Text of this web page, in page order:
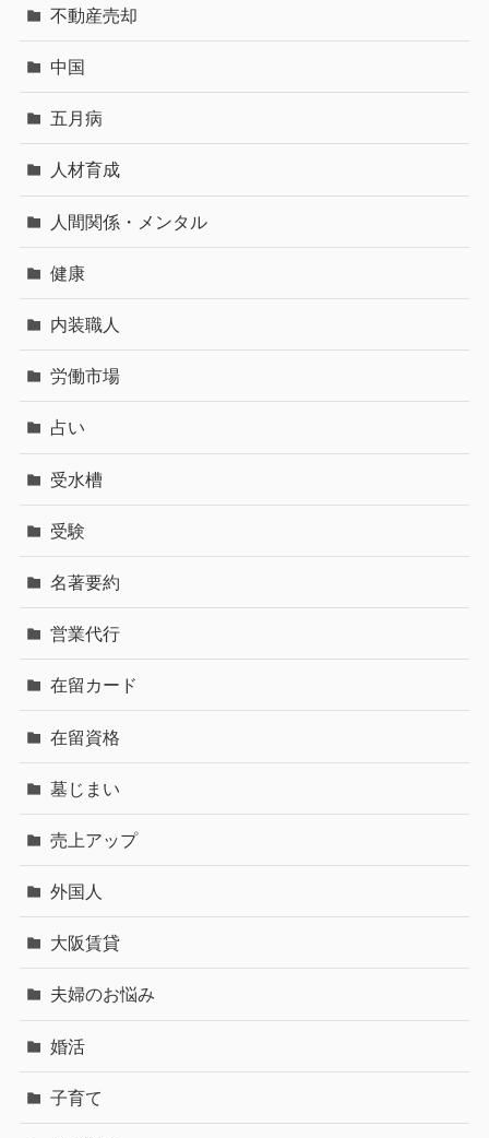
不動産売却
中国
五月病
人材育成
人間関係・メンタル
健康
内装職人
労働市場
占い
受水槽
受験
名著要約
営業代行
在留カード
在留資格
墓じまい
売上アップ
外国人
大阪賃貸
夫婦のお悩み
婚活
子育て